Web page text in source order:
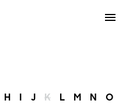
H I J K L M N O